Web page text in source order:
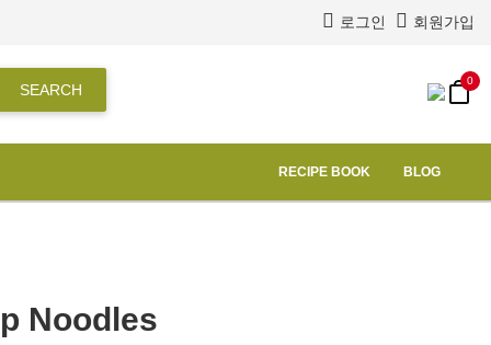
로그인 회원가입
SEARCH
0
RECIPE BOOK BLOG
Noodles